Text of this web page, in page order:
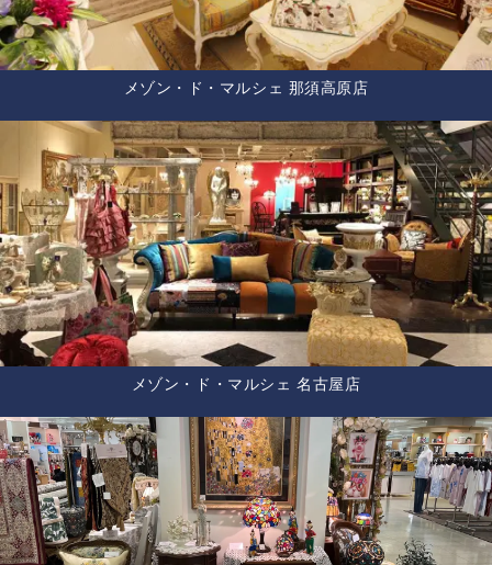
メゾン・ド・マルシェ 那須高原店
メゾン・ド・マルシェ 名古屋店